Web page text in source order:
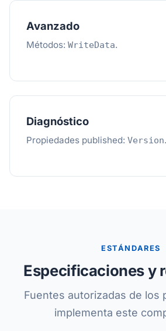
Avanzado
Métodos: WriteData.
Diagnóstico
Propiedades published: Version.
ESTÁNDARES
Especificaciones y
Fuentes autorizadas de los
implementa este